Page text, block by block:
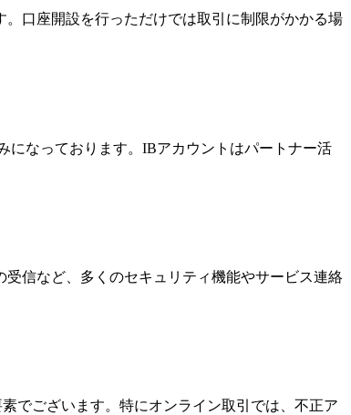
口座開設を行っただけでは取引に制限がかかる場
になっております。IBアカウントはパートナー活
信など、多くのセキュリティ機能やサービス連絡
でございます。特にオンライン取引では、不正ア